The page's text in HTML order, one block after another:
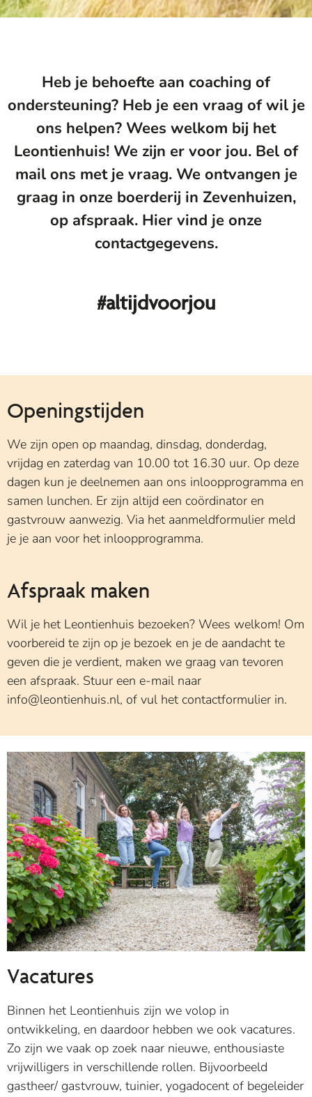
Heb je behoefte aan coaching of
ondersteuning? Heb je een vraag of wil je
ons helpen? Wees welkom bij het
Leontienhuis! We zijn er voor jou. Bel of
mail ons met je vraag. We ontvangen je
graag in onze boerderij in Zevenhuizen,
op afspraak. Hier vind je onze
contactgegevens.
#altijdvoorjou
Openingstijden
We zijn open op maandag, dinsdag, donderdag,
vrijdag en zaterdag van 10.00 tot 16.30 uur. Op deze
dagen kun je deelnemen aan ons inloopprogramma en
samen lunchen. Er zijn altijd een coördinator en
gastvrouw aanwezig. Via het aanmeldformulier meld
je je aan voor het inloopprogramma.
Afspraak maken
Wil je het Leontienhuis bezoeken? Wees welkom! Om
voorbereid te zijn op je bezoek en je de aandacht te
geven die je verdient, maken we graag van tevoren
een afspraak. Stuur een e-mail naar
info@leontienhuis.nl, of vul het contactformulier in.
Vacatures
Binnen het Leontienhuis zijn we volop in
ontwikkeling, en daardoor hebben we ook vacatures.
Zo zijn we vaak op zoek naar nieuwe, enthousiaste
vrijwilligers in verschillende rollen. Bijvoorbeeld
gastheer/ gastvrouw, tuinier, yogadocent of begeleider